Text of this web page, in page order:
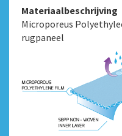
Materiaalbeschrijving
Microporeus
rugpaneel